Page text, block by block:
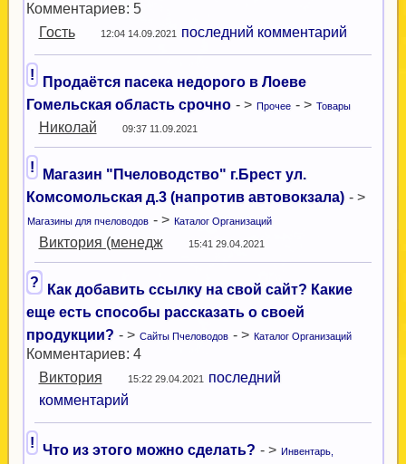
Комментариев: 5
Гость
12:04 14.09.2021 последний комментарий
!
Продаётся пасека недорого в Лоеве
Гомельская область срочно - > Прочее - > Товары
Николай 09:37 11.09.2021
!
Магазин "Пчеловодство" г.Брест ул.
Комсомольская д.3 (напротив автовокзала) - >
Магазины для пчеловодов - > Каталог Организаций
Виктория (менедж 15:41 29.04.2021
?
Как добавить ссылку на свой сайт? Какие
еще есть способы рассказать о своей
продукции? - > Сайты Пчеловодов - > Каталог Организаций
Комментариев: 4
Виктория
15:22 29.04.2021
последний
комментарий
! Что из этого можно сделать? - > Инвентарь,